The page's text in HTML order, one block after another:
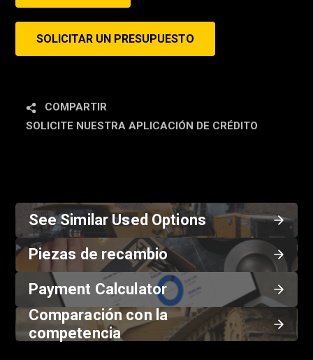
SOLICITAR UN PRESUPUESTO
COMPARTIR
SOLICITE NUESTRA APLICACIÓN DE CRÉDITO
See Similar Used Options
Piezas de recambio
Payment Calculator
Comparación con la
competencia